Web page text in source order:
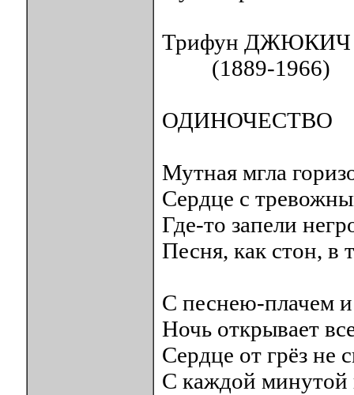
Трифун ДЖЮКИЧ
(1889-1966)
ОДИНОЧЕСТВО
Мутная мгла
Сердце с
Где-то запели
Песня, как стон, в
С песнею-плачем
Ночь открывает
Сердце от грёз не
С каждой минутой